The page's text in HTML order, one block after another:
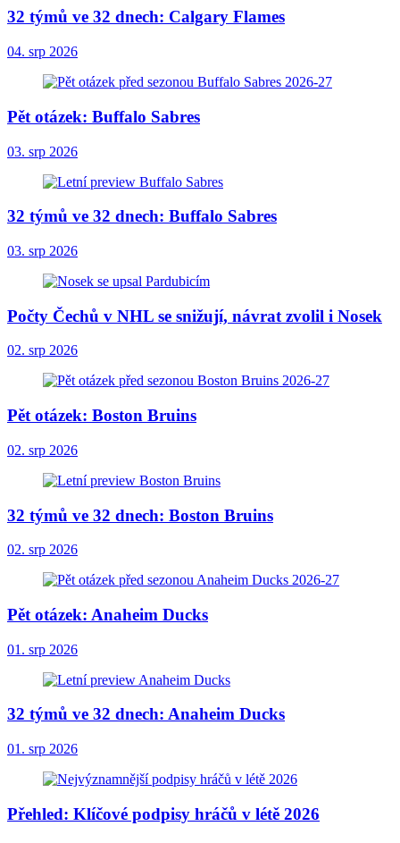
32 týmů ve 32 dnech: Calgary Flames
04. srp 2026
Pět otázek: Buffalo Sabres
03. srp 2026
32 týmů ve 32 dnech: Buffalo Sabres
03. srp 2026
Počty Čechů v NHL se snižují, návrat zvolil i Nosek
02. srp 2026
Pět otázek: Boston Bruins
02. srp 2026
32 týmů ve 32 dnech: Boston Bruins
02. srp 2026
Pět otázek: Anaheim Ducks
01. srp 2026
32 týmů ve 32 dnech: Anaheim Ducks
01. srp 2026
Přehled: Klíčové podpisy hráčů v létě 2026